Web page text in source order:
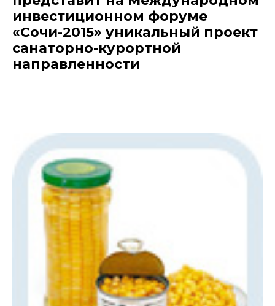
инвестиционном форуме
«Сочи-2015» уникальный проект
санаторно-курортной
направленности